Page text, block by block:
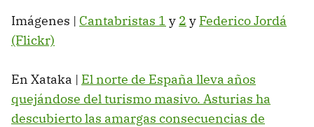
Imágenes | Cantabristas 1 y 2 y Federico Jordá
(Flickr)
En Xataka | El norte de España lleva años
quejándose del turismo masivo. Asturias ha
descubierto las amargas consecuencias de